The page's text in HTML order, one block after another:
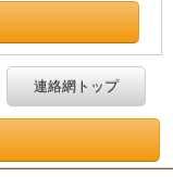
連絡網トップ